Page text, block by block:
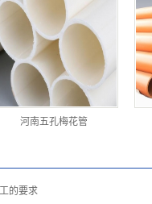
河南五孔梅花管
的要求